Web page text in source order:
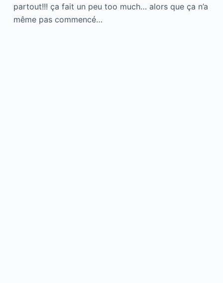
partout!!! ça fait un peu too much… alors que ça n’a
même pas commencé…